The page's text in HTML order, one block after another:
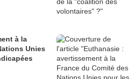
à la
Unies